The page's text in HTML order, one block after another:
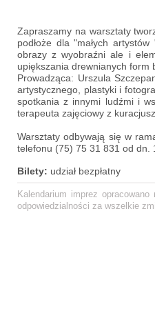
Zapraszamy na warsztaty
podłoże dla "małych
obrazy z wyobraźni ale i
upiększania drewnianych form
Prowadząca: Urszula
artystycznego, plastyki i
spotkania z innymi ludźmi i
terapeuta zajęciowy z
Warsztaty odbywają się w
telefonu (75) 75 31 831 od dn.
Bilety: udział bezpłatny
Kalendarium imprez
odpowiedzialności za wszelkie